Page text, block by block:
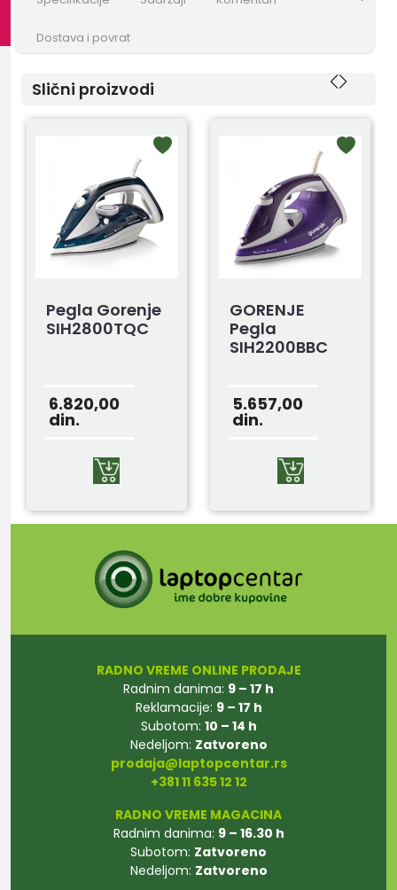
Dostava i povrat
Slični proizvodi
Pegla Gorenje
SIH2800TQC
6.820,00
din.
GORENJE
Pegla
SIH2200BBC
5.657,00
din.
RADNO VREME ONLINE PRODAJE
Radnim danima: 9 – 17 h
Reklamacije: 9 – 17 h
Subotom: 10 – 14 h
Nedeljom: Zatvoreno
prodaja@laptopcentar.rs
+381 11 635 12 12
RADNO VREME MAGACINA
Radnim danima: 9 – 16.30 h
Subotom: Zatvoreno
Nedeljom: Zatvoreno